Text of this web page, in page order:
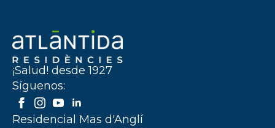
¡Salud! desde 1927
Síguenos:
Residencial Mas d'Anglí